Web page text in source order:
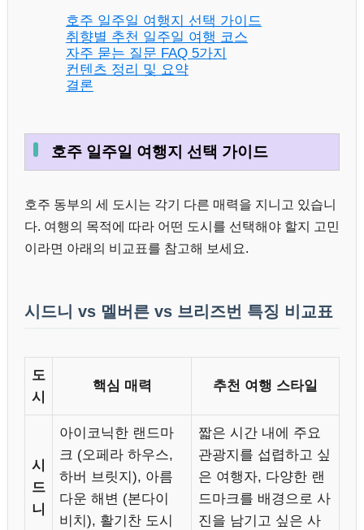
호주 일주일 여행지 선택 가이드
취향별 추천 일주일 여행 코스
자주 묻는 질문 FAQ 5가지
컨텐츠 정리 및 요약
결론
호주 일주일 여행지 선택 가이드
호주 동부의 세 도시는 각기 다른 매력을 지니고 있습니
다. 여행의 목적에 따라 어떤 도시를 선택해야 할지 고민
이라면 아래의 비교표를 참고해 보세요.
시드니 vs 멜버른 vs 브리즈번 특징 비교표
도
시
핵심 매력 추천 여행 스타일
시
드
니
아이코닉한 랜드마
크 (오페라 하우스,
하버 브릿지), 아름
다운 해변 (본다이
비치), 활기찬 도시
짧은 시간 내에 주요
관광지를 섭렵하고 싶
은 여행자, 다양한 랜
드마크를 배경으로 사
진을 남기고 싶은 사